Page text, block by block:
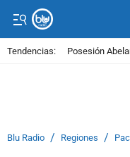
Tendencias: Posesión
Blu Radio / Regiones /